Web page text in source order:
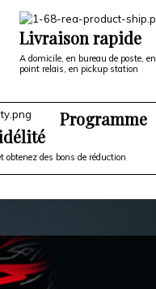
Livraison rapide
A domicile, en bureau de poste, en
point relais, en pickup station
Programme
obtenez des bons de réduction